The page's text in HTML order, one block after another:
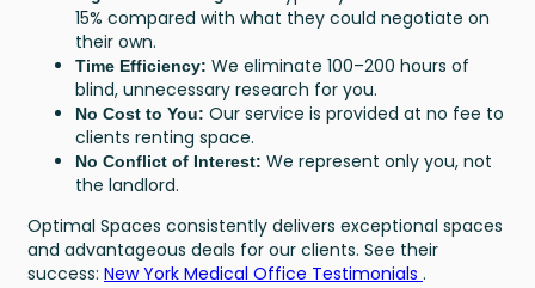
15% compared with what they could negotiate on
their own.
Time Efficiency: We eliminate 100–200 hours of
blind, unnecessary research for you.
No Cost to You: Our service is provided at no fee to
clients renting space.
No Conflict of Interest: We represent only you, not
the landlord.
Optimal Spaces consistently delivers exceptional spaces
and advantageous deals for our clients. See their
success: New York Medical Office Testimonials .